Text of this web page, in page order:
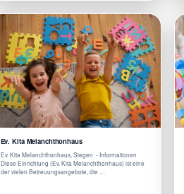
Ev. Kita Melanchthonhaus
Ev. Kita Melanchthonhaus, Siegen - Informationen
Diese Einrichtung (Ev. Kita Melanchthonhaus) ist eine
der vielen Betreuungsangebote, die …